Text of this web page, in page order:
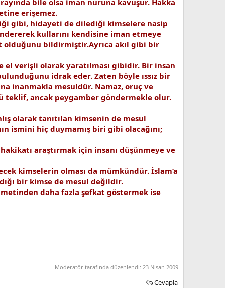
erişemez.
gibi, hidayeti de dilediği kimselere nasip
kullarını kendisine iman etmeye
olduğunu bildirmiştir.Ayrıca akıl gibi bir
el verişli olarak yaratılması gibidir. Bir insan
idrak eder. Zaten böyle ıssız bir
inanmakla mesuldür. Namaz, oruç ve
teklif, ancak peygamber göndermekle olur.
olarak tanıtılan kimsenin de mesul
ismini hiç duymamış biri gibi olacağını;
araştırmak için insanı düşünmeye ve
kimselerin olması da mümkündür. İslam’a
bir kimse de mesul değildir.
daha fazla şefkat göstermek ise
Moderatör tarafında düzenlendi: 23 Nisan 2009
Cevapla